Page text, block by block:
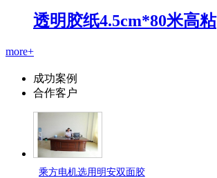
透明胶纸4.5cm*80米高粘
more+
成功案例
合作客户
乘方电机选用明安双面胶